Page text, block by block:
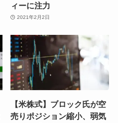
ィーに注力
2021年2月2日
【米株式】ブロック氏が空
売りポジション縮小、弱気